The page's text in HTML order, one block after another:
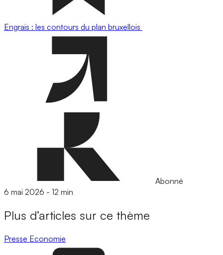
Engrais : les contours du plan bruxellois
Abonné
6 mai 2026 - 12 min
Plus d’articles sur ce thème
Presse Economie